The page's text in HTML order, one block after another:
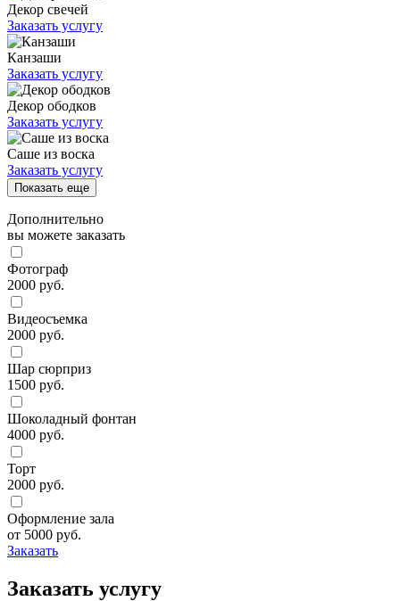
Декор свечей
Заказать услугу
Канзаши
Заказать услугу
Декор ободков
Заказать услугу
Саше из воска
Заказать услугу
Показать еще
Дополнительно
вы можете заказать
Фотограф
2000 руб.
Видеосъемка
2000 руб.
Шар сюрприз
1500 руб.
Шоколадный фонтан
4000 руб.
Торт
2000 руб.
Оформление зала
от 5000 руб.
Заказать
Заказать услугу